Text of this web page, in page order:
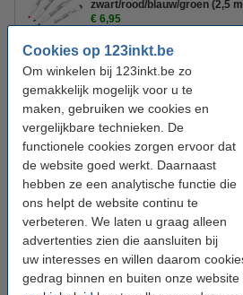
Cookies op 123inkt.be
Om winkelen bij 123inkt.be zo
gemakkelijk mogelijk voor u te
maken, gebruiken we cookies en
vergelijkbare technieken. De
functionele cookies zorgen ervoor dat
de website goed werkt. Daarnaast
hebben ze een analytische functie die
ons helpt de website continu te
verbeteren. We laten u graag alleen
advertenties zien die aansluiten bij
uw interesses en willen daarom
gedrag binnen en buiten onze
zwart/rood/blauw/groen (2,5
€ 6,95
Maul magneten 20 mm zwart
€ 3,25
123inkt whiteboard starterkit
€ 21,95
Let op: Dit artikel wordt vanwege het
geleverd.
vergelijkingstabel
whiteboard markers
whiteboard reiniging